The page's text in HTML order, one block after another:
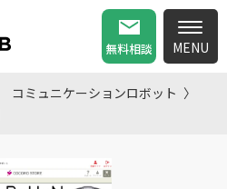
無料相談
コミュニケーションロボット